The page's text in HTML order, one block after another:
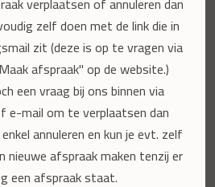
zelf doen met de link die in
zit (deze is op te vragen via
afspraak" op de website.)
een vraag bij ons binnen via
e-mail om te verplaatsen dan
annuleren en kun je evt. zelf
nieuwe afspraak maken tenzij er
een afspraak staat.